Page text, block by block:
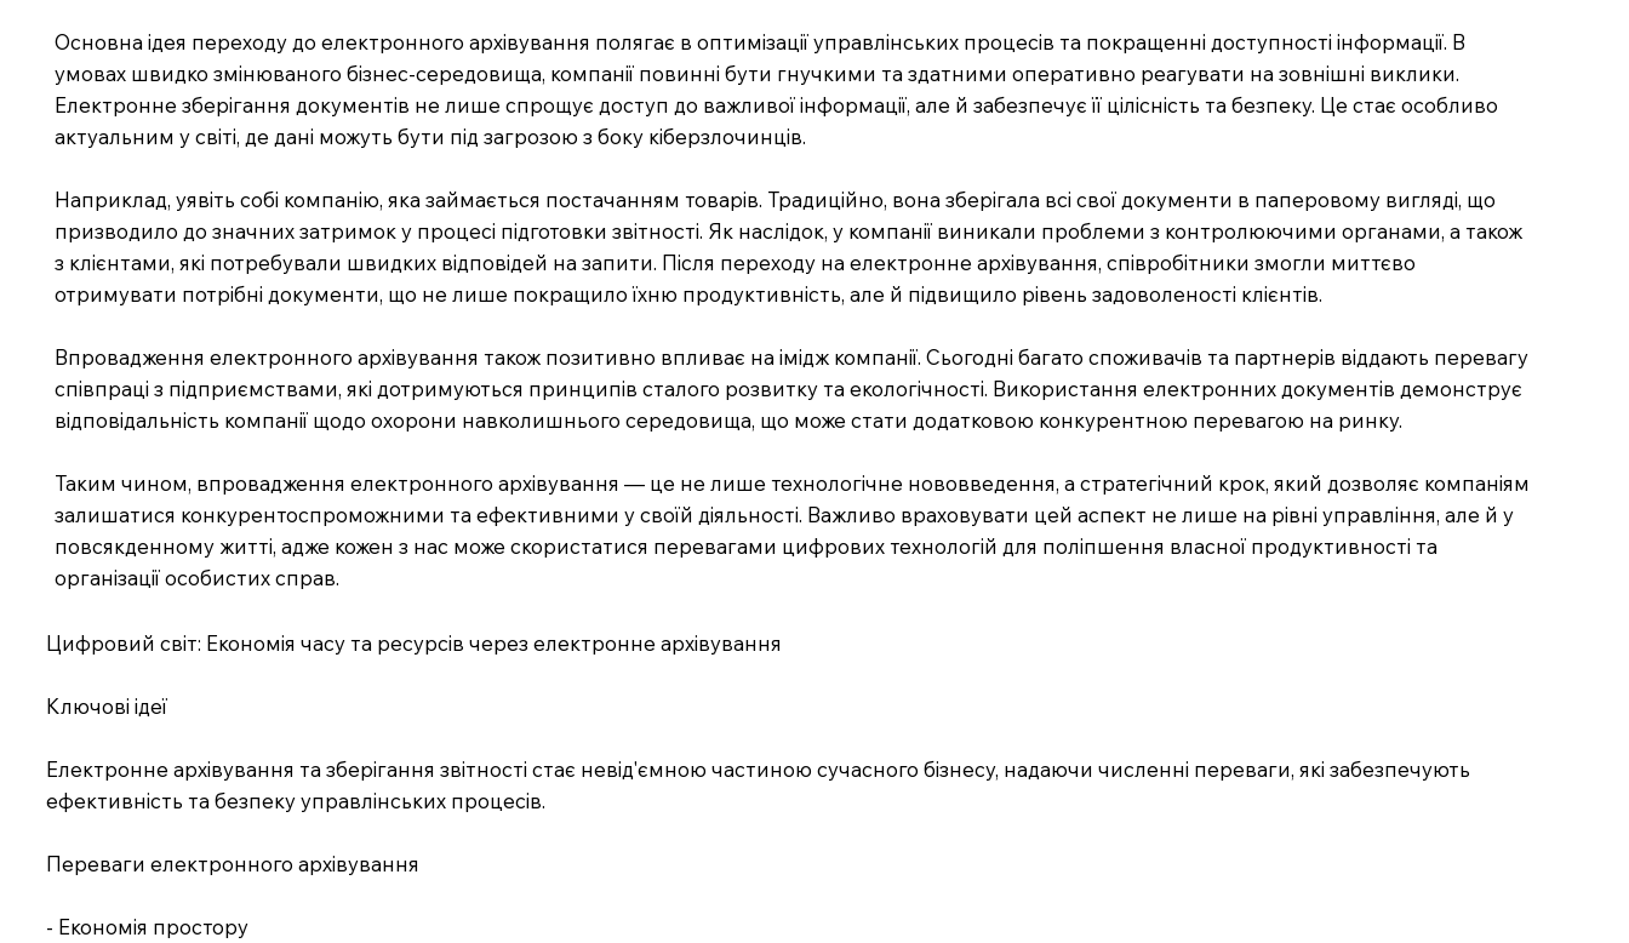
Основна ідея переходу до електронного архівування полягає в оптимізації управлінських процесів та покращенні доступності інформації. В
умовах швидко змінюваного бізнес-середовища, компанії повинні бути гнучкими та здатними оперативно реагувати на зовнішні виклики.
Електронне зберігання документів не лише спрощує доступ до важливої інформації, але й забезпечує її цілісність та безпеку. Це стає особливо
актуальним у світі, де дані можуть бути під загрозою з боку кіберзлочинців.
Наприклад, уявіть собі компанію, яка займається постачанням товарів. Традиційно, вона зберігала всі свої документи в паперовому вигляді, що
призводило до значних затримок у процесі підготовки звітності. Як наслідок, у компанії виникали проблеми з контролюючими органами, а також
з клієнтами, які потребували швидких відповідей на запити. Після переходу на електронне архівування, співробітники змогли миттєво
отримувати потрібні документи, що не лише покращило їхню продуктивність, але й підвищило рівень задоволеності клієнтів.
Впровадження електронного архівування також позитивно впливає на імідж компанії. Сьогодні багато споживачів та партнерів віддають перевагу
співпраці з підприємствами, які дотримуються принципів сталого розвитку та екологічності. Використання електронних документів демонструє
відповідальність компанії щодо охорони навколишнього середовища, що може стати додатковою конкурентною перевагою на ринку.
Таким чином, впровадження електронного архівування — це не лише технологічне нововведення, а стратегічний крок, який дозволяє компаніям
залишатися конкурентоспроможними та ефективними у своїй діяльності. Важливо враховувати цей аспект не лише на рівні управління, але й у
повсякденному житті, адже кожен з нас може скористатися перевагами цифрових технологій для поліпшення власної продуктивності та
організації особистих справ.
Цифровий світ: Економія часу та ресурсів через електронне архівування
Ключові ідеї
Електронне архівування та зберігання звітності стає невід'ємною частиною сучасного бізнесу, надаючи численні переваги, які забезпечують
ефективність та безпеку управлінських процесів.
Переваги електронного архівування
- Економія простору